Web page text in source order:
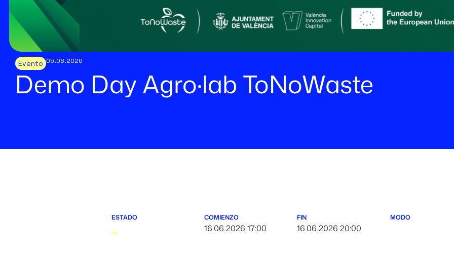
Evento 05.06.2026
Demo Day Agro·lab ToNoWaste
ESTADO COMIENZO
16.06.2026 17:00
FIN
16.06.2026 20:00
MODO